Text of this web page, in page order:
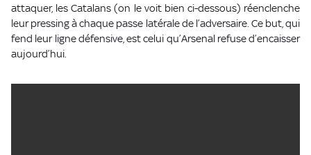
attaquer, les Catalans (on le voit bien ci-dessous) réenclenche
leur pressing à chaque passe latérale de l’adversaire. Ce but, qui
fend leur ligne défensive, est celui qu’Arsenal refuse d’encaisser
aujourd’hui.